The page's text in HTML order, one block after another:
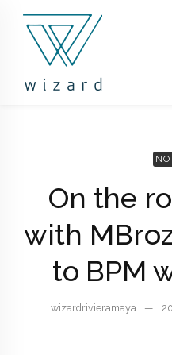
On the
with
to BPM
wizardrivieramaya —